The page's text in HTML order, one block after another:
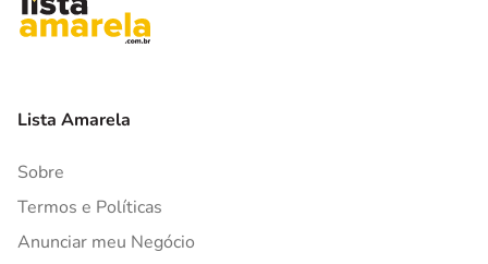
Lista Amarela
Sobre
Termos e Políticas
Anunciar meu Negócio